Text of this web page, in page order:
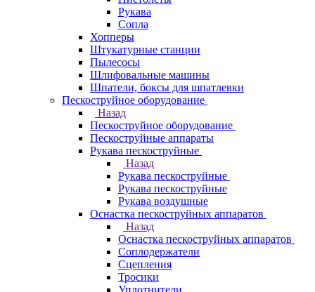
Рукава
Сопла
Хопперы
Штукатурные станции
Пылесосы
Шлифовальные машины
Шпатели, боксы для шпатлевки
Пескоструйное оборудование
Назад
Пескоструйное оборудование
Пескоструйные аппараты
Рукава пескоструйные
Назад
Рукава пескоструйные
Рукава пескоструйные
Рукава воздушные
Оснастка пескоструйных аппаратов
Назад
Оснастка пескоструйных аппаратов
Соплодержатели
Сцепления
Тросики
Уплотнители